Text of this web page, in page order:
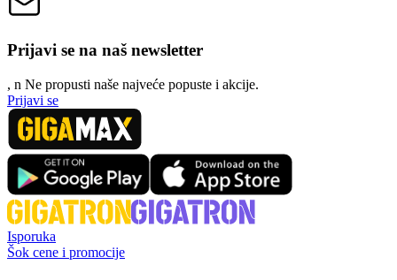
Prijavi se na naš newsletter
, n Ne propusti naše najveće popuste i akcije.
Prijavi se
Isporuka
Šok cene i promocije